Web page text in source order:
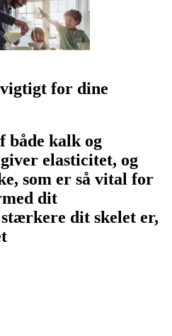
for dine
både kalk og
elasticitet, og
som er så vital for
dit
dit skelet er,